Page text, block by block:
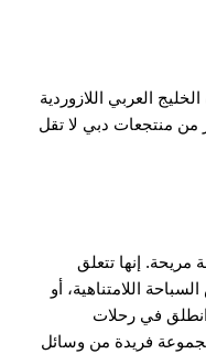
العربي اللازوردية
من منتجعات دبي لا تقل
إنها تتعلق
اللامتناهية، أو
انطلق في رحلات
فريدة من وسائل